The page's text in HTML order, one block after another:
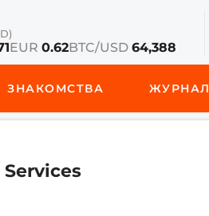
EUR0.62BTC/USD64,388
ЗНАКОМСТВА ЖУРНАЛ